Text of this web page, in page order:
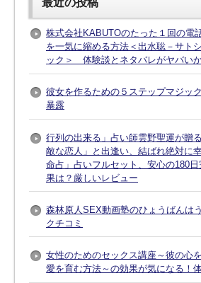
株式会社KABUTOのたった１回の電
を一気に縮める方法＜出水聡－サト
ック＞ 体験談とネタバレがヤバい
彼女を作るための５ステップマジッ
暴露
行列の出来る」占い師雲野聖運が贈
敵な恋人」と出逢い、結ばれ絶対に
命占」占いフルセット、安心の180
果は？厳しいレビュー
森林原人SEX動画塾のひょうばん
クチコミ
女性のためのセックス講座～彼の心
愛を育む方法～の効果が気になる！